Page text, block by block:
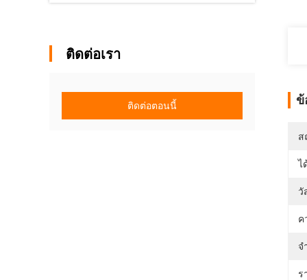
ติดต่อเรา
ติดต่อตอนนี้ ข้
ส
ไ
วั
ค
จ
ร